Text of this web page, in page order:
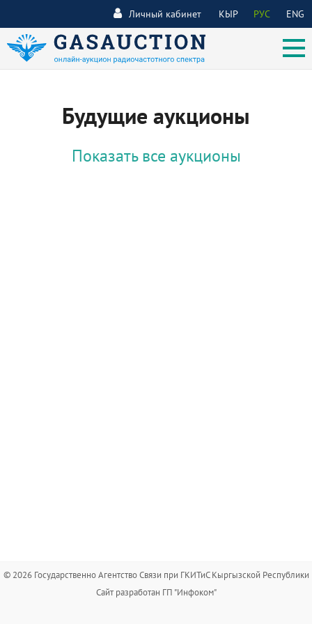
КЫР РУС ENG
Личный кабинет
Будущие аукционы
Показать все аукционы
© 2026 Государственно Агентство Связи при ГКИТиС Кыргызской Республики
Сайт разработан ГП "Инфоком"